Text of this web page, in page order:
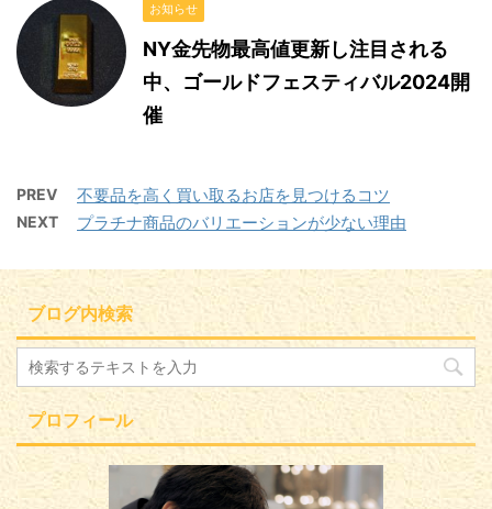
お知らせ
NY金先物最高値更新し注目される
中、ゴールドフェスティバル2024開
催
PREV 不要品を高く買い取るお店を見つけるコツ
NEXT プラチナ商品のバリエーションが少ない理由
ブログ内検索
プロフィール